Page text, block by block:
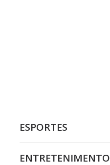
ESPORTES
ENTRETENIMENTO